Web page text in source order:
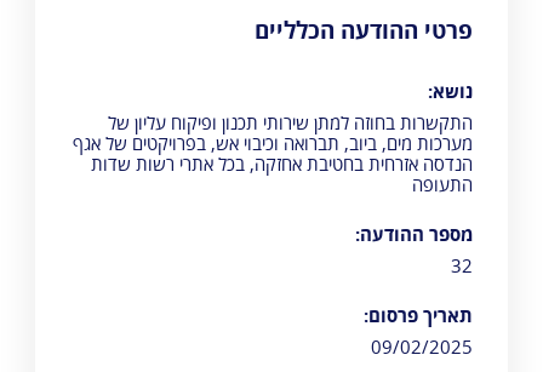
פרטי ההודעה הכלליים
נושא:
התקשרות בחוזה למתן שירותי תכנון ופיקוח עליון של
מערכות מים, ביוב, תברואה וכיבוי אש, בפרויקטים של אגף
הנדסה אזרחית בחטיבת אחזקה, בכל אתרי רשות שדות
התעופה
מספר ההודעה:
32
תאריך פרסום:
09/02/2025